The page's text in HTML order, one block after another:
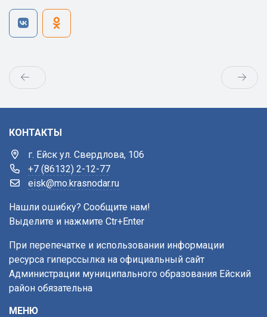
КОНТАКТЫ
г. Ейск ул. Свердлова, 106
+7 (86132) 2-12-77
eisk@mo.krasnodar.ru
Нашли ошибку? Сообщите нам!
Выделите и нажмите Ctr+Enter
При перепечатке и использовании информации
ресурса гиперссылка на официальный сайт
Администрации муниципального образования Ейский
район обязательна
МЕНЮ